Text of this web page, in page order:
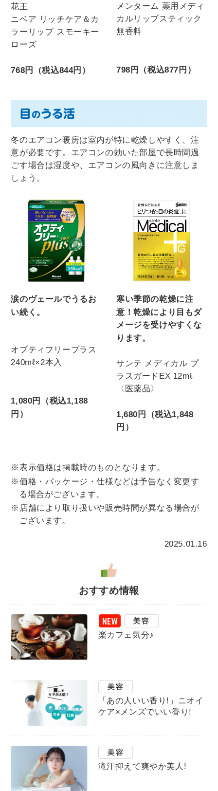
花王
ニベア リッチケア＆カ
ラーリップ スモーキー
ローズ
768円（税込844円）
メンターム 薬用メディ
カルリップスティック
無香料
798円（税込877円）
冬のエアコン暖房は室内が特に乾燥しやすく、注
意が必要です。エアコンの効いた部屋で長時間過
ごす場合は湿度や、エアコンの風向きに注意しま
しょう。
涙のヴェールでうるお
い続く。
オプティフリープラス
240mℓ×2本入
1,080円（税込1,188
円）
寒い季節の乾燥に注
意！乾燥により目もダ
メージを受けやすくな
ります。
サンテ メディカル プ
ラスガードEX 12mℓ
〈医薬品〉
1,680円（税込1,848
円）
※表示価格は掲載時のものとなります。
※価格・パッケージ・仕様などは予告なく変更す
る場合がございます。
※店舗により取り扱いや販売時間が異なる場合が
ございます。
2025.01.16
おすすめ情報
楽カフェ気分♪
「あの人いい香り!」ニオイ
ケア×メンズでいい香り!
滝汗抑えて爽やか美人!